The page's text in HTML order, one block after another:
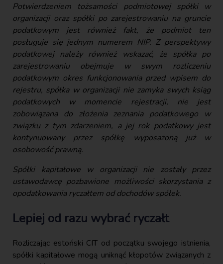
Potwierdzeniem tożsamości podmiotowej spółki w
organizacji oraz spółki po zarejestrowaniu na gruncie
podatkowym jest również fakt, że podmiot ten
posługuje się jednym numerem NIP. Z perspektywy
podatkowej należy również wskazać, że spółka po
zarejestrowaniu obejmuje w swym rozliczeniu
podatkowym okres funkcjonowania przed wpisem do
rejestru, spółka w organizacji nie zamyka swych ksiąg
podatkowych w momencie rejestracji, nie jest
zobowiązana do złożenia zeznania podatkowego w
związku z tym zdarzeniem, a jej rok podatkowy jest
kontynuowany przez spółkę wyposażoną już w
osobowość prawną.
Spółki kapitałowe w organizacji nie zostały przez
ustawodawcę pozbawione możliwości skorzystania z
opodatkowania ryczałtem od dochodów spółek.
Lepiej od razu wybrać ryczałt
Rozliczając estoński CIT od początku swojego istnienia,
spółki kapitałowe mogą uniknąć kłopotów związanych z